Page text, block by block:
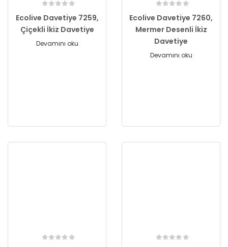
Ecolive Davetiye 7259,
Çiçekli İkiz Davetiye
Devamını oku
Ecolive Davetiye 7260,
Mermer Desenli İkiz
Davetiye
Devamını oku